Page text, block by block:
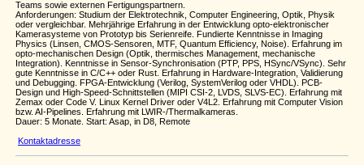
Teams sowie externen Fertigungspartnern.
Anforderungen: Studium der Elektrotechnik, Computer Engineering, Optik, Physik
oder vergleichbar. Mehrjährige Erfahrung in der Entwicklung opto-elektronischer
Kamerasysteme von Prototyp bis Serienreife. Fundierte Kenntnisse in Imaging
Physics (Linsen, CMOS-Sensoren, MTF, Quantum Efficiency, Noise). Erfahrung im
opto-mechanischen Design (Optik, thermisches Management, mechanische
Integration). Kenntnisse in Sensor-Synchronisation (PTP, PPS, HSync/VSync). Sehr
gute Kenntnisse in C/C++ oder Rust. Erfahrung in Hardware-Integration, Validierung
und Debugging. FPGA-Entwicklung (Verilog, SystemVerilog oder VHDL). PCB-
Design und High-Speed-Schnittstellen (MIPI CSI-2, LVDS, SLVS-EC). Erfahrung mit
Zemax oder Code V. Linux Kernel Driver oder V4L2. Erfahrung mit Computer Vision
bzw. AI-Pipelines. Erfahrung mit LWIR-/Thermalkameras.
Dauer: 5 Monate. Start: Asap, in D8, Remote
Kontaktadresse